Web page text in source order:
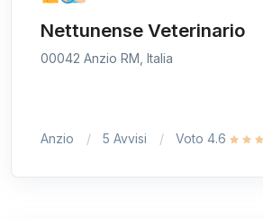
Nettunense Veterinario
00042 Anzio RM, Italia
Anzio 5 Avvisi Voto 4.6